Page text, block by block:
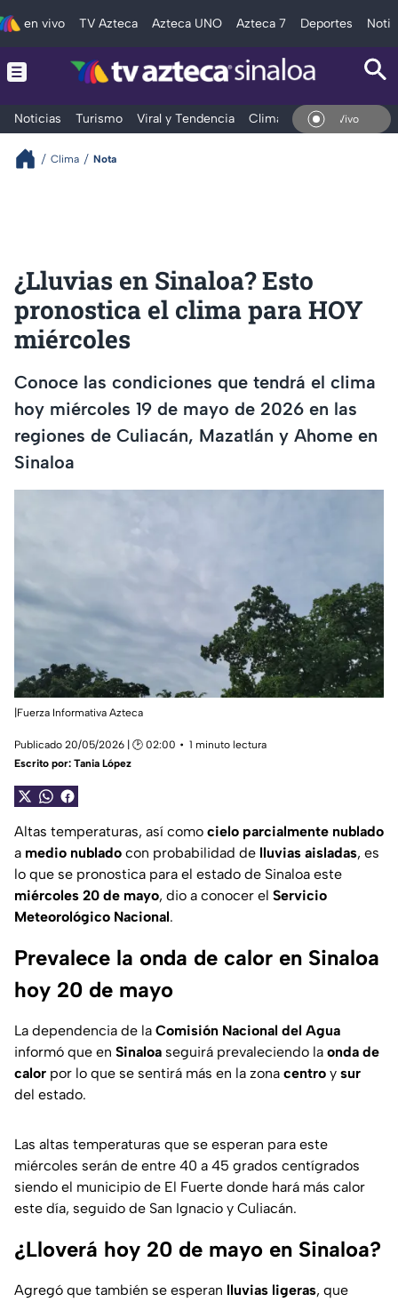
en vivo TV Azteca Azteca UNO Azteca 7 Deportes
Noticias Turismo Viral y Tendencia Clima Deportes
En Vivo
Clima Nota
¿Lluvias en Sinaloa? Esto
pronostica el clima para HOY
miércoles
Conoce las condiciones que tendrá el clima
hoy miércoles 19 de mayo de 2026 en las
regiones de Culiacán, Mazatlán y Ahome en
Sinaloa
|Fuerza Informativa Azteca
Publicado 20/05/2026 | 🕑 02:00
1 minuto lectura
Escrito por: Tania López
Altas temperaturas, así como cielo parcialmente nublado
a medio nublado con probabilidad de lluvias aisladas, es
lo que se pronostica para el estado de Sinaloa este
miércoles 20 de mayo, dio a conocer el Servicio
Meteorológico Nacional.
Prevalece la onda de calor en Sinaloa
hoy 20 de mayo
La dependencia de la Comisión Nacional del Agua
informó que en Sinaloa seguirá prevaleciendo la onda de
calor por lo que se sentirá más en la zona centro y sur
del estado.
Las altas temperaturas que se esperan para este
miércoles serán de entre 40 a 45 grados centígrados
siendo el municipio de El Fuerte donde hará más calor
este día, seguido de San Ignacio y Culiacán.
¿Lloverá hoy 20 de mayo en Sinaloa?
Agregó que también se esperan lluvias ligeras, que